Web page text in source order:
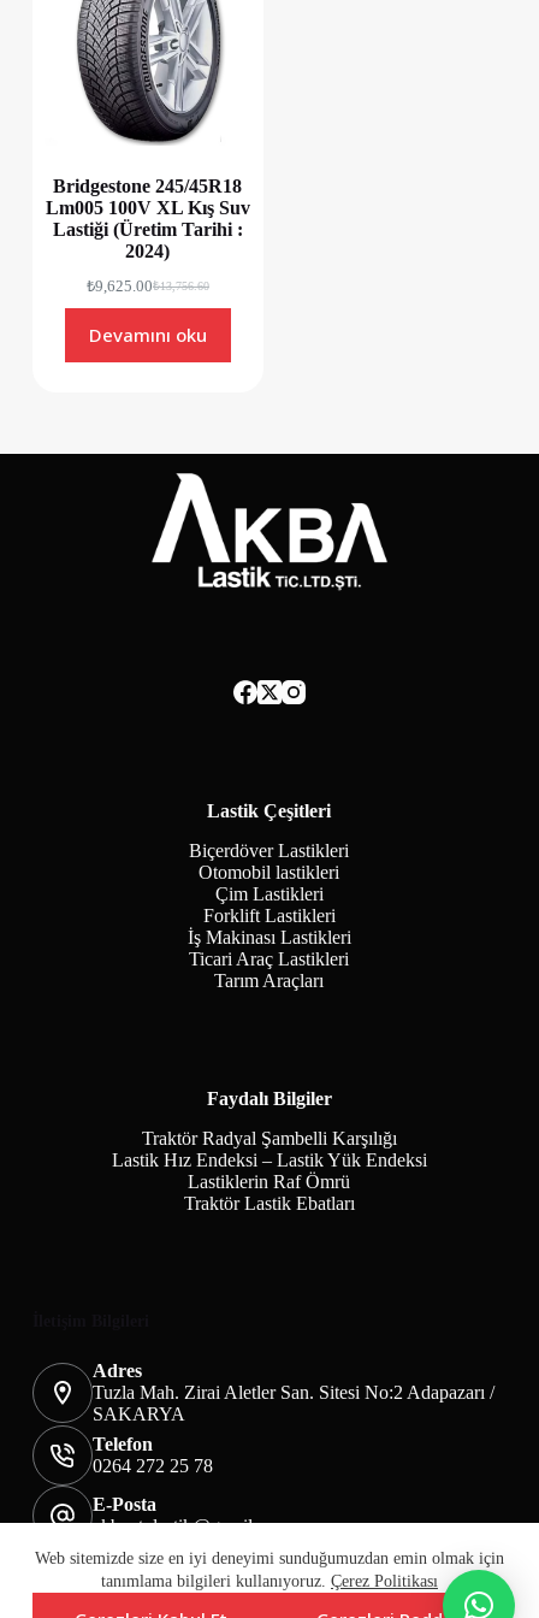
Web sitemizde size en iyi deneyimi sunduğumuzdan emin olmak için
tanımlama bilgileri kullanıyoruz. Çerez Politikası
Bridgestone 245/45R18
Lm005 100V XL Kış Suv
Lastiği (Üretim Tarihi :
2024)
₺13,756.60
₺9,625.00
Devamını oku
Lastik Çeşitleri
Biçerdöver Lastikleri
Otomobil lastikleri
Çim Lastikleri
Forklift Lastikleri
İş Makinası Lastikleri
Ticari Araç Lastikleri
Tarım Araçları
Faydalı Bilgiler
Traktör Radyal Şambelli Karşılığı
Lastik Hız Endeksi – Lastik Yük Endeksi
Lastiklerin Raf Ömrü
Traktör Lastik Ebatları
Adres
Tuzla Mah. Zirai Aletler San. Sitesi No:2 Adapazarı /
SAKARYA
Telefon
0264 272 25 78
E-Posta
akbaotolastik@gmail.com
Mesafeli Satış Sözleşmesi
Teslimat&İade
Üyelik KVKK Sayfası
Çerez Politikası